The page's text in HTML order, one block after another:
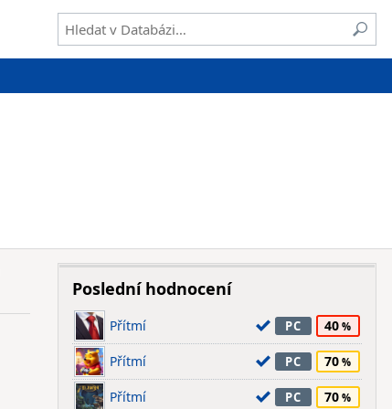
Poslední hodnocení
Přítmí PC 40
Přítmí PC 70
Přítmí PC 70